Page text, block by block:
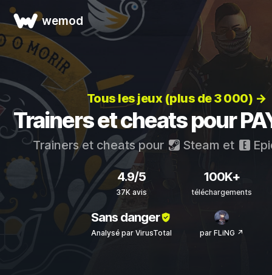
wemod
Tous les jeux (plus de 3 000) →
Trainers et cheats pour
Trainers et cheats pour Steam et
4.9/5
37K avis
100K+
téléchargements
Sans danger
Analysé par VirusTotal par FLiNG ↗